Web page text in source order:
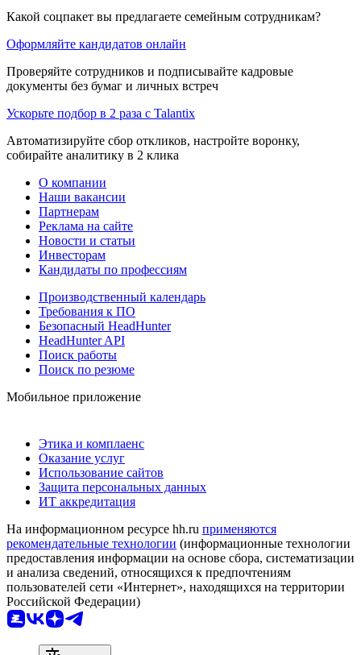
Какой соцпакет вы предлагаете семейным сотрудникам?
Оформляйте кандидатов онлайн
Проверяйте сотрудников и подписывайте кадровые
документы без бумаг и личных встреч
Ускорьте подбор в 2 раза с Talantix
Автоматизируйте сбор откликов, настройте воронку,
собирайте аналитику в 2 клика
О компании
Наши вакансии
Партнерам
Реклама на сайте
Новости и статьи
Инвесторам
Кандидаты по профессиям
Производственный календарь
Требования к ПО
Безопасный HeadHunter
HeadHunter API
Поиск работы
Поиск по резюме
Мобильное приложение
Этика и комплаенс
Оказание услуг
Использование сайтов
Защита персональных данных
ИТ аккредитация
На информационном ресурсе hh.ru применяются
рекомендательные технологии (информационные технологии
предоставления информации на основе сбора, систематизации
и анализа сведений, относящихся к предпочтениям
пользователей сети «Интернет», находящихся на территории
Российской Федерации)